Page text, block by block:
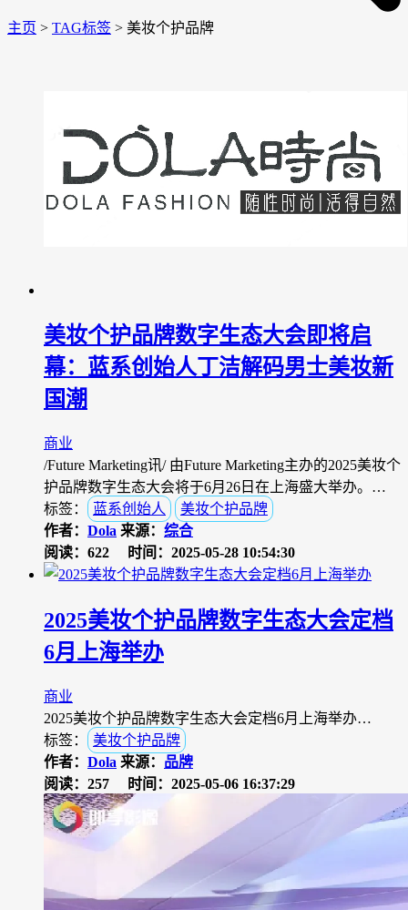
主页 > TAG标签 > 美妆个护品牌
美妆个护品牌数字生态大会即将启
幕：蓝系创始人丁洁解码男士美妆新
国潮
商业
/Future Marketing讯/ 由Future Marketing主办的2025美妆个
护品牌数字生态大会将于6月26日在上海盛大举办。…
标签：
蓝系创始人
美妆个护品牌
作者： Dola 来源： 综合
阅读：622
时间：2025-05-28 10:54:30
2025美妆个护品牌数字生态大会定档
6月上海举办
商业
2025美妆个护品牌数字生态大会定档6月上海举办…
标签：
美妆个护品牌
作者： Dola 来源： 品牌
阅读：257
时间：2025-05-06 16:37:29